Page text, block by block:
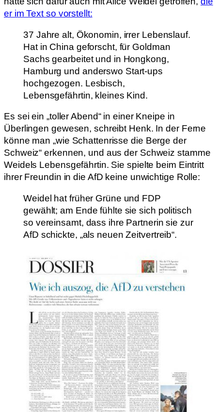
er im Text so vorstellt:
37 Jahre alt, Ökonomin, irrer Lebenslauf.
Hat in China geforscht, für Goldman
Sachs gearbeitet und in Hongkong,
Hamburg und anderswo Start-ups
hochgezogen. Lesbisch,
Lebensgefährtin, kleines Kind.
Es sei ein „toller Abend“ in einer Kneipe in
Überlingen gewesen, schreibt Henk. In der Ferne
könne man „wie Schattenrisse die Berge der
Schweiz“ erkennen, und aus der Schweiz stamme
Weidels Lebensgefährtin. Sie spielte beim Eintritt
ihrer Freundin in die AfD keine unwichtige Rolle:
Weidel hat früher Grüne und FDP
gewählt; am Ende fühlte sie sich politisch
so vereinsamt, dass ihre Partnerin sie zur
AfD schickte, „als neuen Zeitvertreib“.